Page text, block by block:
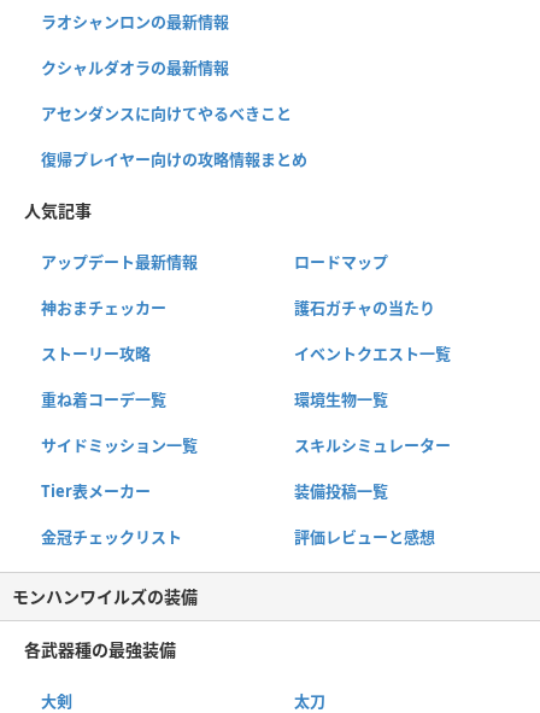
ラオシャンロンの最新情報
クシャルダオラの最新情報
アセンダンスに向けてやるべきこと
復帰プレイヤー向けの攻略情報まとめ
人気記事
アップデート最新情報 ロードマップ
神おまチェッカー 護石ガチャの当たり
ストーリー攻略 イベントクエスト一覧
重ね着コーデ一覧 環境生物一覧
サイドミッション一覧 スキルシミュレーター
Tier表メーカー 装備投稿一覧
金冠チェックリスト 評価レビューと感想
モンハンワイルズの装備
各武器種の最強装備
大剣 太刀